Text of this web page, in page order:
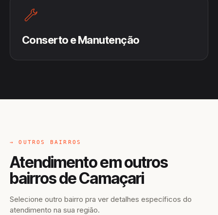
Conserto e Manutenção
→ OUTROS BAIRROS
Atendimento em outros
bairros de Camaçari
Selecione outro bairro pra ver detalhes específicos do
atendimento na sua região.